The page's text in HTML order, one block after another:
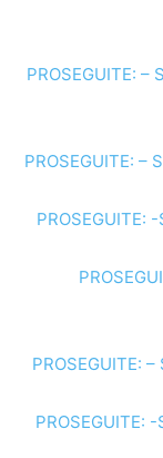
PROSEGUITE: –
PROSEGUITE: –
PROSEGUITE:
PROSEGUITE:
PROSEGUITE: